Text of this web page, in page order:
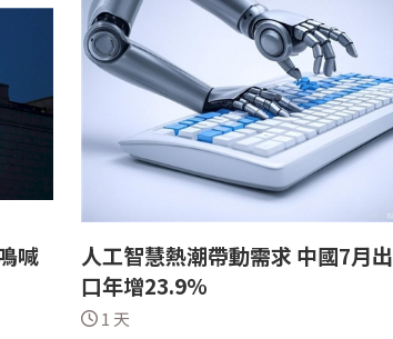
喊
人工智慧熱潮帶動需求 中國7月出
口年增23.9%
1 天